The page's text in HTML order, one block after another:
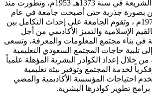
في كلية الشريعة في سنة 1373هـ 1953م، وتطورت منذ
بصورة جذرية حتى أصبحت جامعة في عام
1394 - 1974م ، وتقوم الجامعة على إحداث التكامل بين
بالقيم الإسلامية والتميز الأكاديمي من أجل
في بناء مجتمع المعلومات والمعرفة، وتسعى
تلبية حاجات المجتمع السعودي التعليمية
من خلال إعداد الكوادر البشرية المؤهلة علمياً
لخدمة المجتمع وتوفير بيئة تعليمية
احتياجات المؤسسة الأكاديمية والمضي
تطوير كوادرها البشرية.